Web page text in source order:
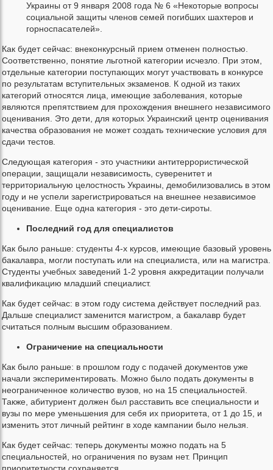
Украины от 9 января 2008 года № 6 «Некоторые вопросы
социальной защиты членов семей погибших шахтеров и
горноспасателей».
Как будет сейчас: внеконкурсный прием отменен полностью.
Соответственно, понятие льготной категории исчезло. При этом,
отдельные категории поступающих могут участвовать в конкурсе
по результатам вступительных экзаменов. К одной из таких
категорий относятся лица, имеющие заболевания, которые
являются препятствием для прохождения внешнего независимого
оценивания. Это дети, для которых Украинский центр оценивания
качества образования не может создать технические условия для
сдачи тестов.
Следующая категория - это участники антитеррористической
операции, защищали независимость, суверенитет и
территориальную целостность Украины, демобилизовались в этом
году и не успели зарегистрироваться на внешнее независимое
оценивание. Еще одна категория - это дети-сироты.
Последний год для специалистов
Как было раньше: студенты 4-х курсов, имеющие базовый уровень
бакалавра, могли поступать или на специалиста, или на магистра.
Студенты учебных заведений 1-2 уровня аккредитации получали
квалификацию младший специалист.
Как будет сейчас: в этом году система действует последний раз.
Дальше специалист заменится магистром, а бакалавр будет
считаться полным высшим образованием.
Ограничение на специальности
Как было раньше: в прошлом году с подачей документов уже
начали экспериментировать. Можно было подать документы в
неограниченное количество вузов, но на 15 специальностей.
Также, абитуриент должен был расставить все специальности и
вузы по мере уменьшения для себя их приоритета, от 1 до 15, и
изменить этот личный рейтинг в ходе кампании было нельзя.
Как будет сейчас: теперь документы можно подать на 5
специальностей, но ограничения по вузам нет. Принцип